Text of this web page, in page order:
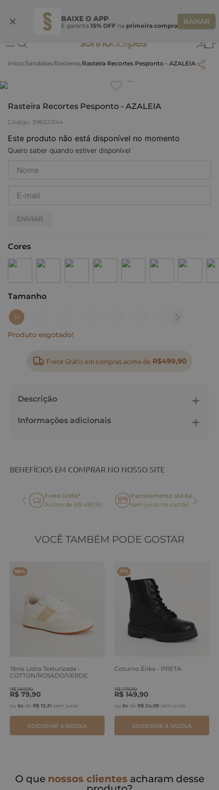
BAIXE O APP
E garanta 15% OFF na primeira compra BAIXAR
Ganhe 10% OFF na coleção utilizando o código do seu vendedor*
Sandálias Rasteiras Rasteira Recortes Pesponto - AZALEIA
Rasteira Recortes Pesponto - AZALEIA
Código: 398321344
Este produto não está disponível no momento
Quero saber quando estiver disponível
ENVIAR
Cores
Tamanho
: 34
34
Produto esgotado!
Frete Grátis em compras acima de R$499,90
Descrição
Informações adicionais
BENEFÍCIOS EM COMPRAR NO NOSSO SITE
Frete Grátis*
Acima de R$ 499,90
Parcelamento até 6x
sem juros no cartão
VOCÊ TAMBÉM PODE GOSTAR
58%
Tênis Listra Texturizada -
COTTON/ROSADO/VERDE
R$ 189,90
R$ 79,90
ou 6x de R$ 13,31 sem juros
ADICIONAR A SACOLA
17%
Coturno Érika - PRETA
R$ 179,90
R$ 149,90
ou 6x de R$ 24,98 sem juros
ADICIONAR A SACOLA
O que nossos clientes acharam desse